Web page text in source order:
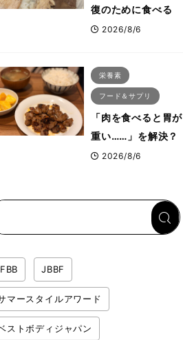
復のために食べる
「リカバリー飯」と
た鶏レバー活用法
2026/8/6
栄養素
フード＆サプリ
「肉を食べると胃が
重い……」を解決？
トップボディビルダ
2026/8/6
JBBF
マースタイルアワード
ストボディジャパン